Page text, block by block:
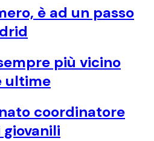
è ad un passo
più vicino
ultime
coordinatore